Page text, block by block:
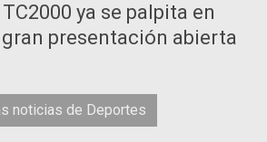
ya se palpita en
presentación abierta
noticias de Deportes